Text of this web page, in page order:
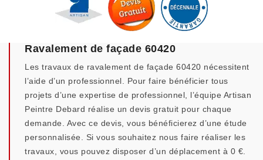
Ravalement de façade 60420
Les travaux de ravalement de façade 60420 nécessitent
l’aide d’un professionnel. Pour faire bénéficier tous
projets d’une expertise de professionnel, l’équipe Artisan
Peintre Debard réalise un devis gratuit pour chaque
demande. Avec ce devis, vous bénéficierez d’une étude
personnalisée. Si vous souhaitez nous faire réaliser les
travaux, vous pouvez disposer d’un déplacement à 0 €.